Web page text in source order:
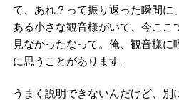
て、あれ？って振り返った瞬間に
ある小さな観音様がいて、今ここ
見なかったなって。俺、観音様に
に思うことがあります。
うまく説明できないんだけど、別